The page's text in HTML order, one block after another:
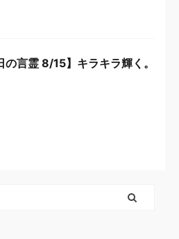
の言霊 8/15】キラキラ輝く。